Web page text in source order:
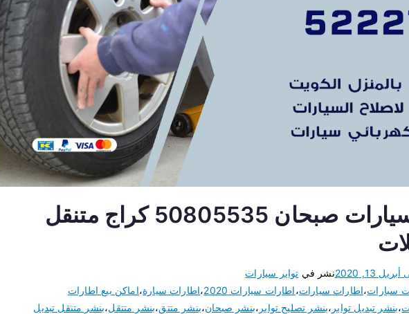
تبديل اطارات سيارات صبحان 50805535 كراج متنقل
أبريل 13, 2020 نشر في تواير سيارات
سبارات،اطارات سيارات،اطارات سيارات 2020 ،اطارات سيارة،اماكن بيع اطارات
،بنشر تبديل تواير ،بنشر تصليح تواير ،بنشر صبحان،بنشر متتق،بنشر متتقل،بنشر متنقل تبديل